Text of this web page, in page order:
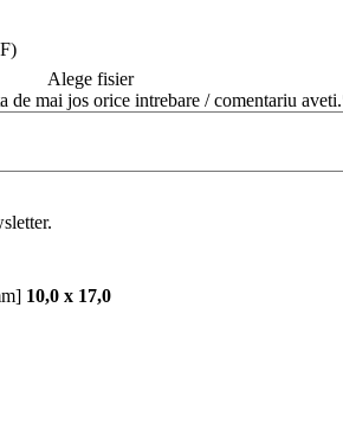
Alege fisier
de mai jos orice intrebare / comentariu
10,0 x 17,0